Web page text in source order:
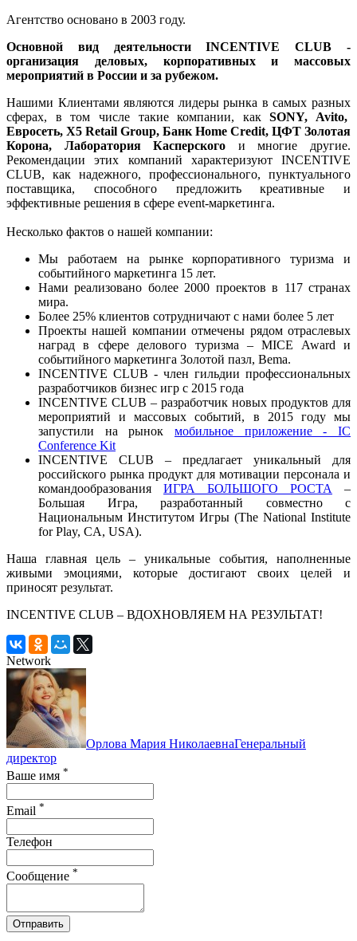
Агентство основано в 2003 году.
Основной вид деятельности INCENTIVE CLUB -
организация деловых, корпоративных и массовых
мероприятий в России и за рубежом.
Нашими Клиентами являются лидеры рынка в самых разных
сферах, в том числе такие компании, какSONY, Avito,
Евросеть, X5 Retail Group, Банк Home Credit, ЦФТ Золотая
Корона, Лаборатория Касперского и многие другие.
Рекомендации этих компаний характеризуют INCENTIVE
CLUB, как надежного, профессионального, пунктуального
поставщика, способного предложить креативные и
эффективные решения в сфере event-маркетинга.
Несколько фактов о нашей компании:
Мы работаем на рынке корпоративного туризма и
событийного маркетинга 15 лет.
Нами реализовано более 2000 проектов в 117 странах
мира.
Более 25% клиентов сотрудничают с нами более 5 лет
Проекты нашей компании отмечены рядом отраслевых
наград в сфере делового туризма – MICE Award и
событийного маркетинга Золотой пазл, Bema.
INCENTIVE CLUB - член гильдии профессиональных
разработчиков бизнес игр с 2015 года
INCENTIVE CLUB – разработчик новых продуктов для
мероприятий и массовых событий, в 2015 году мы
запустили на рынок мобильное приложение - IC
Conference Kit
INCENTIVE CLUB – предлагает уникальный для
российского рынка продукт для мотивации персонала и
командообразования ИГРА БОЛЬШОГО РОСТА
–
Большая Игра, разработанный совместно с
Национальным Институтом Игры (The National Institute
for Play, CA, USA).
Наша главная цель – уникальные события, наполненные
живыми эмоциями, которые достигают своих целей и
приносят результат.
INCENTIVE CLUB – ВДОХНОВЛЯЕМ НА РЕЗУЛЬТАТ!
Network
Орлова Мария НиколаевнаГенеральный
директор
Ваше имя *
Email *
Телефон
Сообщение *
Отправить